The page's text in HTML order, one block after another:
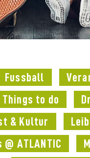
Fussball
Things to do
& Kultur
@ ATLANTIC